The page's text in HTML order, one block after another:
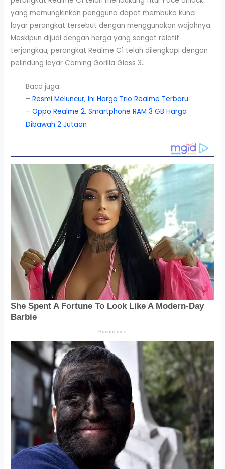
yang memungkinkan pengguna dapat membuka kunci
layar perangkat tersebut dengan menggunakan wajahnya.
Meskipun dijual dengan harga yang sangat relatif
terjangkau, perangkat Realme C1 telah dilengkapi dengan
pelindung layar Corning Gorilla Glass 3.
Baca juga:
–Resmi Meluncur, Ini Harga Trio Realme Terbaru
–Oppo Realme 2, Smartphone RAM 3 GB Harga
Dibawah 2 Jutaan